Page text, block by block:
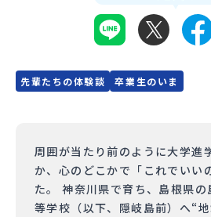
MYページログイン
先輩たちの体験談 卒業生のいま
周囲が当たり前のように大学進
か、心のどこかで「これでいい
た。 神奈川県で育ち、島根県
等学校（以下、隠岐島前）へ“地